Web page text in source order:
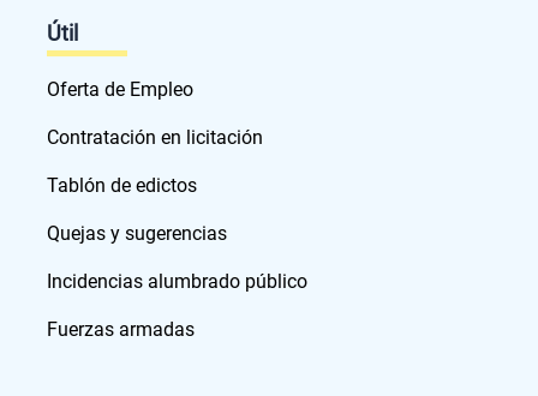
Útil
Oferta de Empleo
Contratación en licitación
Tablón de edictos
Quejas y sugerencias
Incidencias alumbrado público
Fuerzas armadas